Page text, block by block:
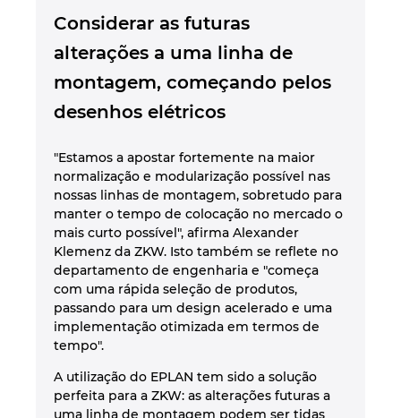
Considerar as futuras
alterações a uma linha de
montagem, começando pelos
desenhos elétricos
"Estamos a apostar fortemente na maior
normalização e modularização possível nas
nossas linhas de montagem, sobretudo para
manter o tempo de colocação no mercado o
mais curto possível", afirma Alexander
Klemenz da ZKW. Isto também se reflete no
departamento de engenharia e "começa
com uma rápida seleção de produtos,
passando para um design acelerado e uma
implementação otimizada em termos de
tempo".
A utilização do EPLAN tem sido a solução
perfeita para a ZKW: as alterações futuras a